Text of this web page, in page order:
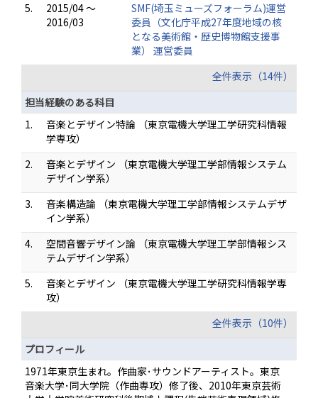
5.
2015/04 ～
2016/03
SMF(埼玉ミューズフォーラム)運営
委員（文化庁平成27年度地域の核
となる美術館・歴史博物館支援事
業） 運営委員
全件表示（14件）
担当経験のある科目
1.
音楽とデザイン特論 （東京電機大学理工学研究科情報
学専攻）
2.
音楽とデザイン （東京電機大学理工学部情報システム
デザイン学系）
3.
音楽構造論 （東京電機大学理工学部情報システムデザ
イン学系）
4.
空間音響デザイン論 （東京電機大学理工学部情報シス
テムデザイン学系）
5.
音楽とデザイン （東京電機大学理工学研究科情報学専
攻）
全件表示（10件）
プロフィール
1971年東京生まれ。作曲家･サウンドアーティスト。東京
音楽大学･同大学院（作曲専攻）修了後、2010年東京芸術